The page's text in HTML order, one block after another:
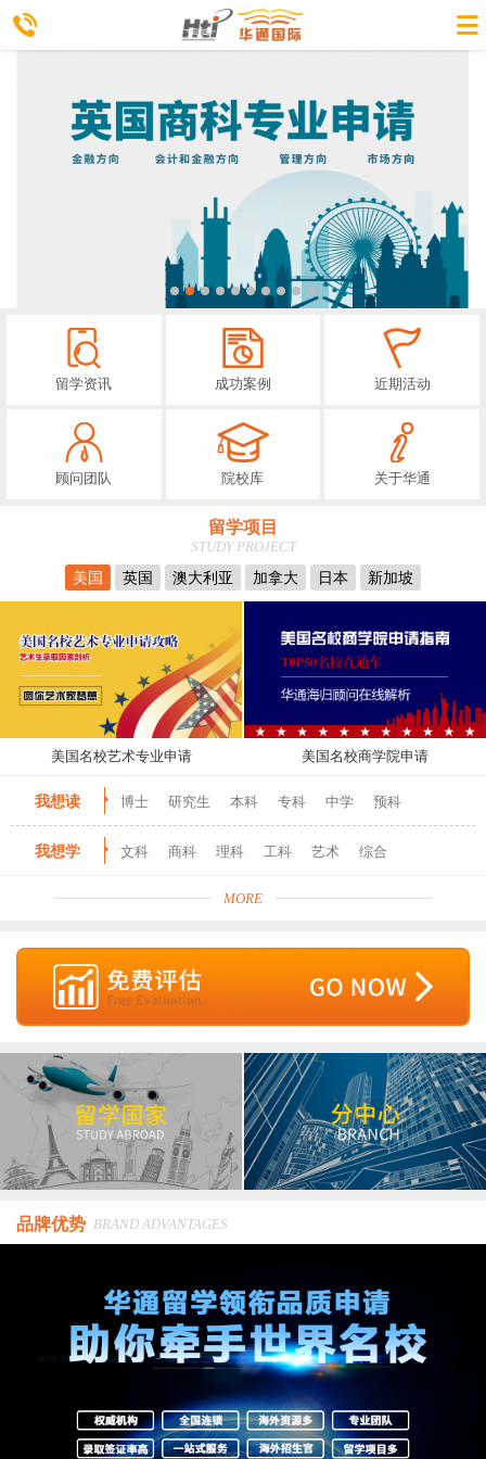
留学资讯 成功案例 近期活动
顾问团队 院校库 关于华通
留学项目
STUDY PROJECT
美国
英国 澳大利亚 加拿大 日本 新加坡
美国名校艺术专业申请 美国名校商学院申请
我想读 博士 研究生 本科 专科 中学 预科
我想学 文科 商科 理科 工科 艺术 综合
MORE
品牌优势 BRAND ADVANTAGES